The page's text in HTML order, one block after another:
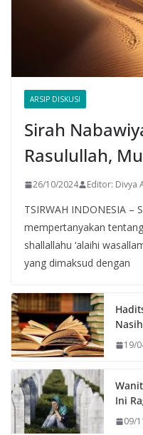
ARSIP DISKUSI
Sirah
Rasulullah,
26/10/2024 Editor: Divya
TSIRWAH INDONESIA –
mempertanyakan
shallallahu ‘alaihi
yang dimaksud dengan
19/
Ini
09/